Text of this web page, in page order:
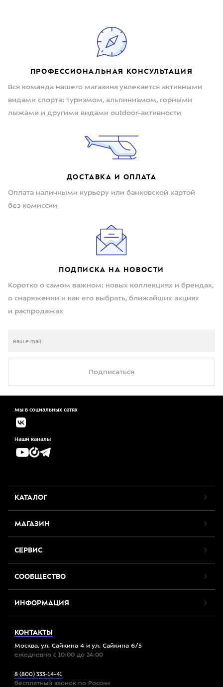
ПРОФЕССИОНАЛЬНАЯ КОНСУЛЬТАЦИЯ
Вся команда нашего магазина увлекается активными
видами спорта: туризмом, альпинизмом, горными
лыжами и другими видами outdoor-активности
ДОСТАВКА И ОПЛАТА
Оплата наличными курьеру или банковской картой
без комиссии
ПОДПИСКА НА НОВОСТИ
Коротко о самом важном: новых коллекциях и брендах,
о снаряжении и как его выбрать, ближайших акциях
и распродажах
Подписаться
Мы в социальных сетях
Наши каналы
КАТАЛОГ
МАГАЗИН
СЕРВИС
СООБЩЕСТВО
ИНФОРМАЦИЯ
КОНТАКТЫ
Москва, ул. Сайкина 4 и ул. Сайкина 6/5
ежедневно с 10:00 до 24:00
8 (800) 333-14-41
бесплатный звонок по России